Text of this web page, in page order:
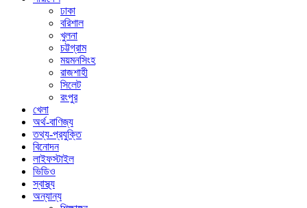
ঢাকা
বরিশাল
খুলনা
চট্টগ্রাম
ময়মনসিংহ
রাজশাহী
সিলেট
রংপুর
খেলা
অর্থ-বাণিজ্য
তথ্য-প্রযুক্তি
বিনোদন
লাইফস্টাইল
ভিডিও
স্বাস্থ্য
অন্যান্য